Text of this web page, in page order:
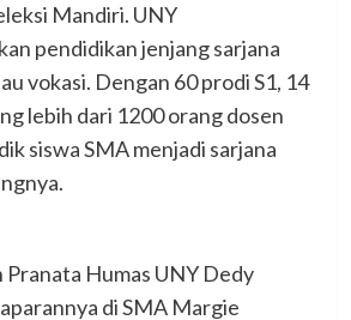
Mandiri. UNY
pendidikan jenjang sarjana
vokasi. Dengan 60 prodi S1, 14
lebih dari 1200 orang dosen
siswa SMA menjadi sarjana
Pranata Humas UNY Dedy
di SMA Margie